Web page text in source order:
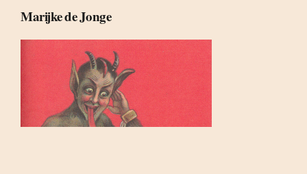
Marijke de Jonge